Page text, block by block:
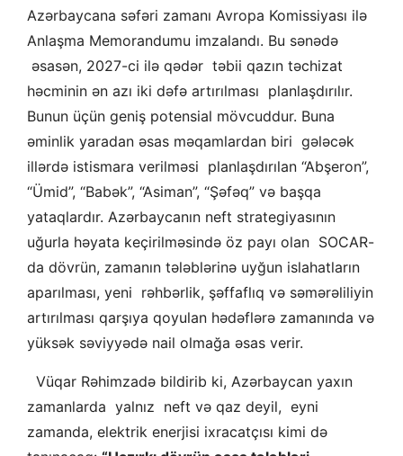
Azərbaycana səfəri zamanı Avropa Komissiyası ilə
Anlaşma Memorandumu imzalandı. Bu sənədə
əsasən, 2027-ci ilə qədər təbii qazın təchizat
həcminin ən azı iki dəfə artırılması planlaşdırılır.
Bunun üçün geniş potensial mövcuddur. Buna
əminlik yaradan əsas məqamlardan biri gələcək
illərdə istismara verilməsi planlaşdırılan “Abşeron”,
“Ümid”, “Babək”, “Asiman”, “Şəfəq” və başqa
yataqlardır. Azərbaycanın neft strategiyasının
uğurla həyata keçirilməsində öz payı olan SOCAR-
da dövrün, zamanın tələblərinə uyğun islahatların
aparılması, yeni rəhbərlik, şəffaflıq və səmərəliliyin
artırılması qarşıya qoyulan hədəflərə zamanında və
yüksək səviyyədə nail olmağa əsas verir.
Vüqar Rəhimzadə bildirib ki, Azərbaycan yaxın
zamanlarda yalnız neft və qaz deyil, eyni
zamanda, elektrik enerjisi ixracatçısı kimi də